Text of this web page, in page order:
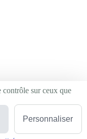
contrôle sur ceux que
Personnaliser